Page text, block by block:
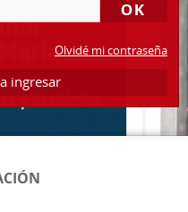
Olvidé mi contraseña
ingresar